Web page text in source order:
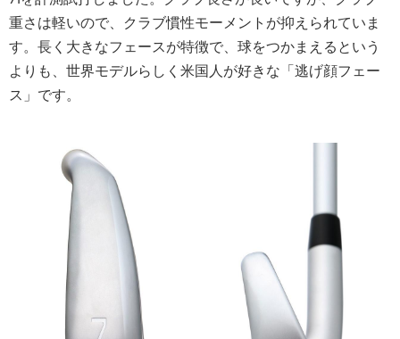
重さは軽いので、クラブ慣性モーメントが抑えられていま
す。長く大きなフェースが特徴で、球をつかまえるという
よりも、世界モデルらしく米国人が好きな「逃げ顔フェー
ス」です。